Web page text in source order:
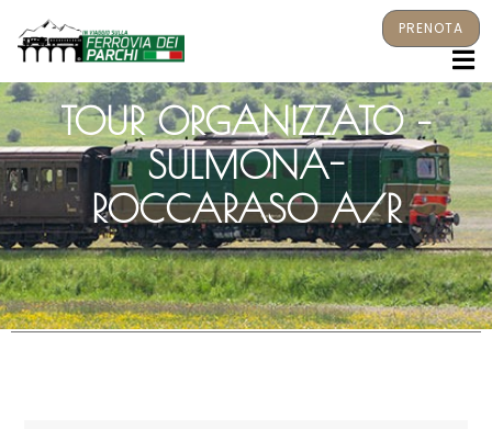
PRENOTA
TOUR ORGANIZZATO –
SULMONA-
ROCCARASO A/R